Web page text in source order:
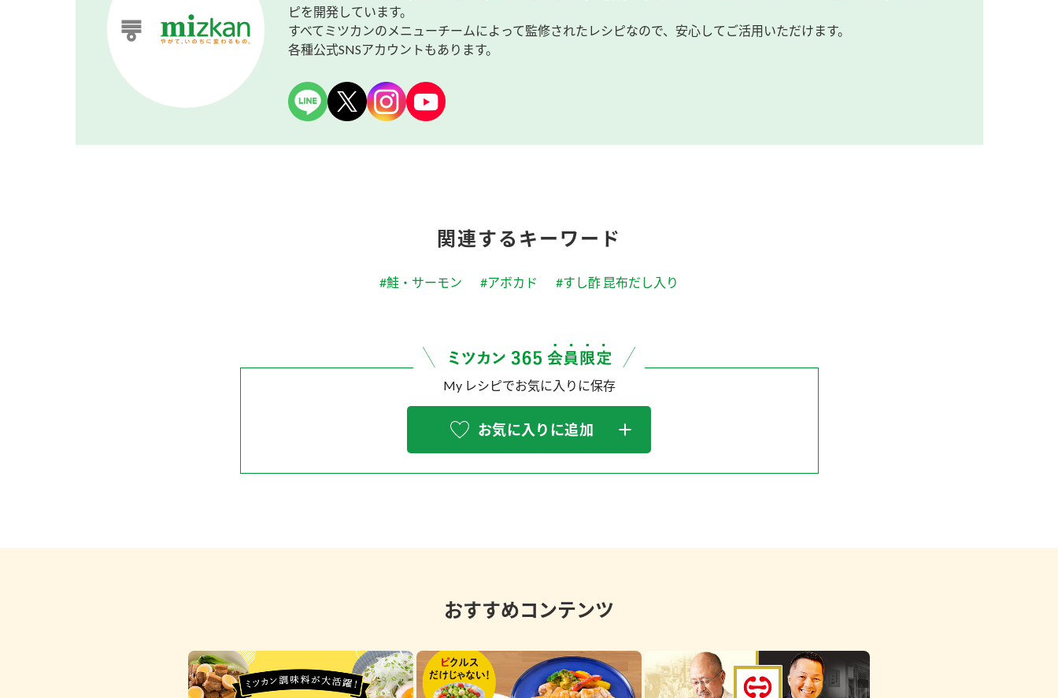
ピを開発しています。
すべてミツカンのメニューチームによって監修されたレシピなので、安心してご活用いただけます。
各種公式SNSアカウントもあります。
関連するキーワード
#鮭・サーモン #アボカド #すし酢 昆布だし入り
My レシピでお気に入りに保存
お気に入りに追加
おすすめコンテンツ